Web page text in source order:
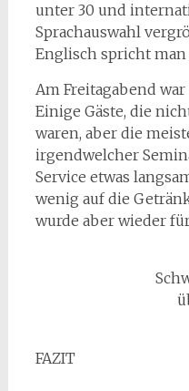
unter 30 und
Sprachauswahl
Englisch spricht man
Am Freitagabend
Einige Gäste, die
waren, aber die
irgendwelcher
Service etwas
wenig auf die
wurde aber wieder
FAZIT